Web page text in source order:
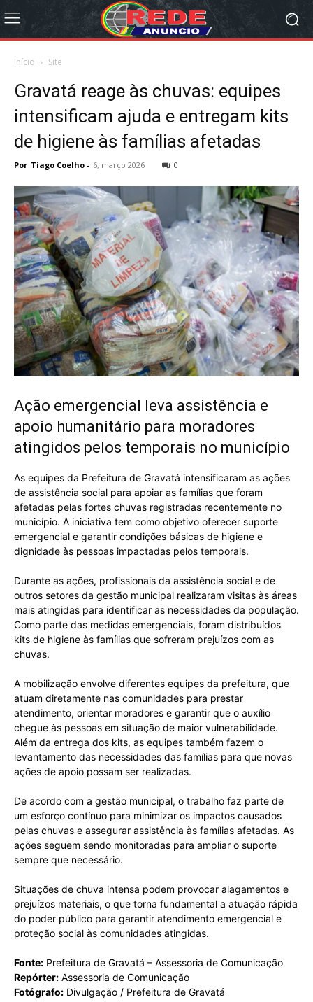
Início Site
Gravatá reage às chuvas: equipes
intensificam ajuda e entregam kits
de higiene às famílias afetadas
Por Tiago Coelho - 6, março 2026 0
Ação emergencial leva assistência e
apoio humanitário para moradores
atingidos pelos temporais no município
As equipes da Prefeitura de Gravatá intensificaram as ações
de assistência social para apoiar as famílias que foram
afetadas pelas fortes chuvas registradas recentemente no
município. A iniciativa tem como objetivo oferecer suporte
emergencial e garantir condições básicas de higiene e
dignidade às pessoas impactadas pelos temporais.
Durante as ações, profissionais da assistência social e de
outros setores da gestão municipal realizaram visitas às áreas
mais atingidas para identificar as necessidades da população.
Como parte das medidas emergenciais, foram distribuídos
kits de higiene às famílias que sofreram prejuízos com as
chuvas.
A mobilização envolve diferentes equipes da prefeitura, que
atuam diretamente nas comunidades para prestar
atendimento, orientar moradores e garantir que o auxílio
chegue às pessoas em situação de maior vulnerabilidade.
Além da entrega dos kits, as equipes também fazem o
levantamento das necessidades das famílias para que novas
ações de apoio possam ser realizadas.
De acordo com a gestão municipal, o trabalho faz parte de
um esforço contínuo para minimizar os impactos causados
pelas chuvas e assegurar assistência às famílias afetadas. As
ações seguem sendo monitoradas para ampliar o suporte
sempre que necessário.
Situações de chuva intensa podem provocar alagamentos e
prejuízos materiais, o que torna fundamental a atuação rápida
do poder público para garantir atendimento emergencial e
proteção social às comunidades atingidas.
Fonte: Prefeitura de Gravatá – Assessoria de Comunicação
Repórter: Assessoria de Comunicação
Fotógrafo: Divulgação / Prefeitura de Gravatá